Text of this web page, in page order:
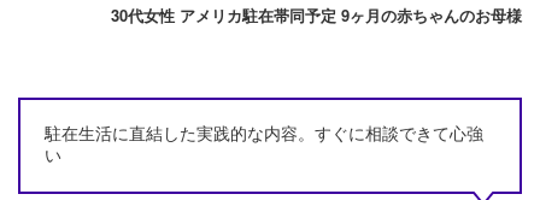
30代女性 アメリカ駐在帯同予定 9ヶ月の赤ちゃんのお母様
駐在生活に直結した実践的な内容。すぐに相談できて心強
い